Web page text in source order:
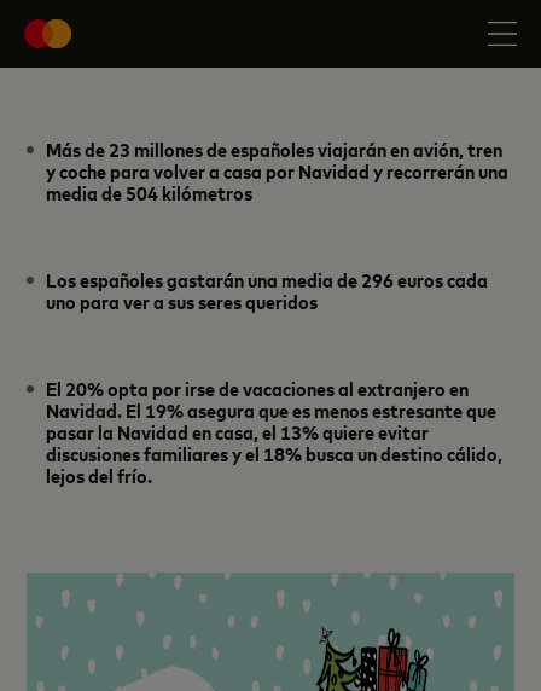
Más de 23 millones de españoles viajarán en avión, tren
y coche para volver a casa por Navidad y recorrerán una
media de 504 kilómetros
Los españoles gastarán una media de 296 euros cada
uno para ver a sus seres queridos
El 20% opta por irse de vacaciones al extranjero en
Navidad. El 19% asegura que es menos estresante que
pasar la Navidad en casa, el 13% quiere evitar
discusiones familiares y el 18% busca un destino cálido,
lejos del frío.